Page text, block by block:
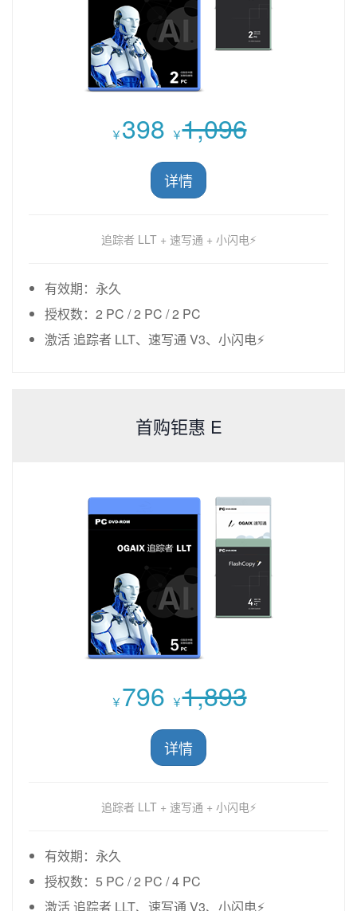
￥ 398 ￥1,096
详情
追踪者 LLT + 速写通 + 小闪电⚡
有效期：永久
授权数：2 PC / 2 PC / 2 PC
激活 追踪者 LLT、速写通 V3、小闪电⚡
首购钜惠 E
￥ 796 ￥1,893
详情
追踪者 LLT + 速写通 + 小闪电⚡
有效期：永久
授权数：5 PC / 2 PC / 4 PC
激活 追踪者 LLT、速写通 V3、小闪电⚡